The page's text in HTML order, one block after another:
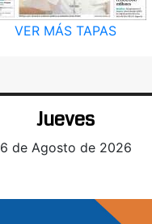
VER MÁS TAPAS
Jueves
6 de Agosto de 2026